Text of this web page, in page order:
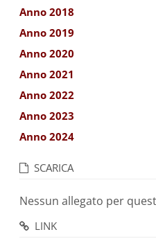
Anno 2018
Anno 2019
Anno 2020
Anno 2021
Anno 2022
Anno 2023
Anno 2024
SCARICA
Nessun allegato per
LINK